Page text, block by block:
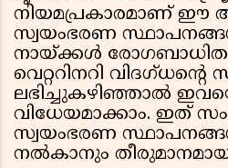
നിയമപ്രകാരമാണ് ഈ
സ്വയംഭരണ
നായ്ക്കൾ
വെറ്ററിനറി വിദഗ്ധന്റെ
ലഭിച്ചുകഴിഞ്ഞാൽ
വിധേയമാക്കാം. ഇത്
സ്വയംഭരണ
നൽകാനും